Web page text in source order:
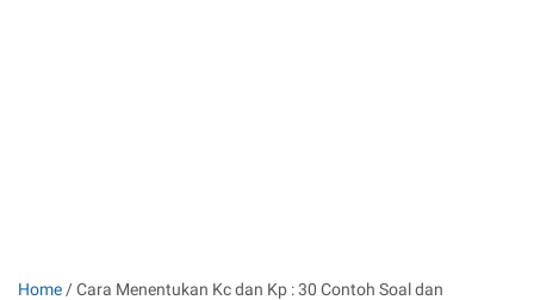
Home /Cara Menentukan Kc dan Kp : 30 Contoh Soal dan